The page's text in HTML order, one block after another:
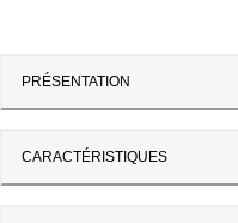
PRÉSENTATION
CARACTÉRISTIQUES